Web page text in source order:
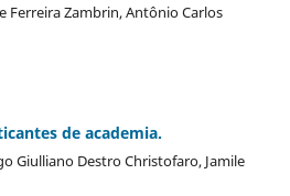
Ferreira Zambrin, Antônio Carlos
de academia.
Giulliano Destro Christofaro, Jamile